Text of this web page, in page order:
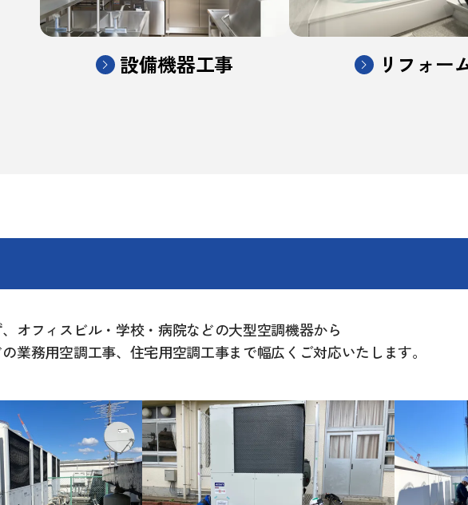
設備機器工事 リフォー
オフィスビル・学校・病院などの大型空調機器から
業務用空調工事、住宅用空調工事まで幅広くご対応いたします。